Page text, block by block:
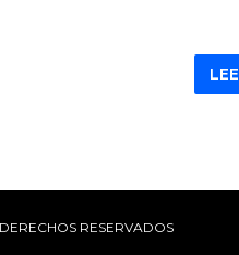
RESERVADOS